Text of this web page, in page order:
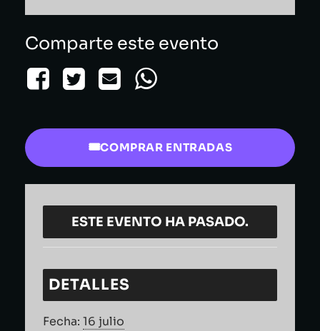
Comparte este evento
COMPRAR ENTRADAS
ESTE EVENTO HA PASADO.
DETALLES
Fecha: 16 julio